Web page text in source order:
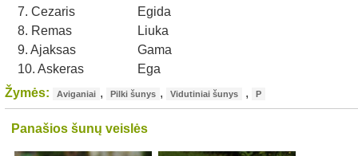
7. Cezaris
Egida
8. Remas
Liuka
9. Ajaksas
Gama
10. Askeras
Ega
Žymės:
Aviganiai , Pilki šunys , Vidutiniai šunys , P
Panašios šunų veislės